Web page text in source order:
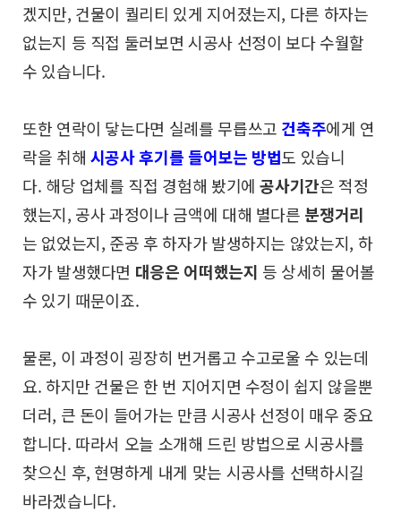
겠지만, 건물이 퀄리티 있게 지어졌는지, 다른 하자는
없는지 등 직접 둘러보면 시공사 선정이 보다 수월할
수 있습니다.
또한 연락이 닿는다면 실례를 무릅쓰고 건축주에게 연
락을 취해 시공사 후기를 들어보는 방법도 있습니
다. 해당 업체를 직접 경험해 봤기에 공사기간은 적정
했는지, 공사 과정이나 금액에 대해 별다른 분쟁거리
는 없었는지, 준공 후 하자가 발생하지는 않았는지, 하
자가 발생했다면 대응은 어떠했는지 등 상세히 물어볼
수 있기 때문이죠.
물론, 이 과정이 굉장히 번거롭고 수고로울 수 있는데
요. 하지만 건물은 한 번 지어지면 수정이 쉽지 않을뿐
더러, 큰 돈이 들어가는 만큼 시공사 선정이 매우 중요
합니다. 따라서 오늘 소개해 드린 방법으로 시공사를
찾으신 후, 현명하게 내게 맞는 시공사를 선택하시길
바라겠습니다.